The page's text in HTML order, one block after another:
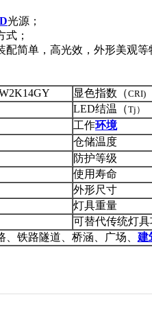
光源；
；
简单，高光效，外形美观等
显色指数（CRI)
LED结温（Tj）
工作环境
仓储温度
防护等级
使用寿命
外形尺寸
灯具重量
可替代传统灯
、铁路隧道、桥涵、广场、 建